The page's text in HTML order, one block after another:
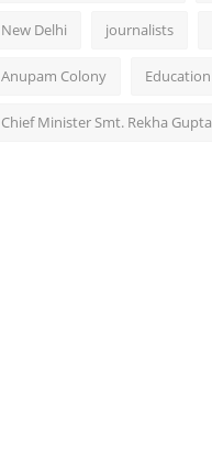
New Delhi journalists
Anupam Colony Education
Chief Minister Smt. Rekha Gupta